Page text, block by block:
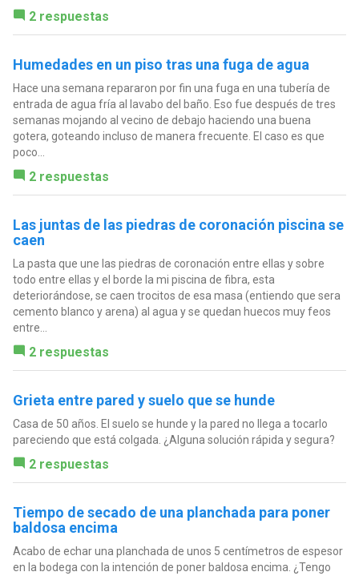
2 respuestas
Humedades en un piso tras una fuga de agua
Hace una semana repararon por fin una fuga en una tubería de
entrada de agua fría al lavabo del baño. Eso fue después de tres
semanas mojando al vecino de debajo haciendo una buena
gotera, goteando incluso de manera frecuente. El caso es que
poco...
2 respuestas
Las juntas de las piedras de coronación piscina se
caen
La pasta que une las piedras de coronación entre ellas y sobre
todo entre ellas y el borde la mi piscina de fibra, esta
deteriorándose, se caen trocitos de esa masa (entiendo que sera
cemento blanco y arena) al agua y se quedan huecos muy feos
entre...
2 respuestas
Grieta entre pared y suelo que se hunde
Casa de 50 años. El suelo se hunde y la pared no llega a tocarlo
pareciendo que está colgada. ¿Alguna solución rápida y segura?
2 respuestas
Tiempo de secado de una planchada para poner
baldosa encima
Acabo de echar una planchada de unos 5 centímetros de espesor
en la bodega con la intención de poner baldosa encima. ¿Tengo